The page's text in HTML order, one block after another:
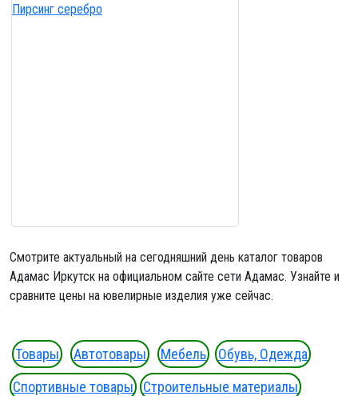
Пирсинг серебро
Смотрите актуальный на сегодняшний день каталог товаров
Адамас Иркутск на официальном сайте сети Адамас. Узнайте и
сравните цены на ювелирные изделия уже сейчас.
Товары Автотовары Мебель
Обувь, Одежда
Спортивные товары
Строительные материалы